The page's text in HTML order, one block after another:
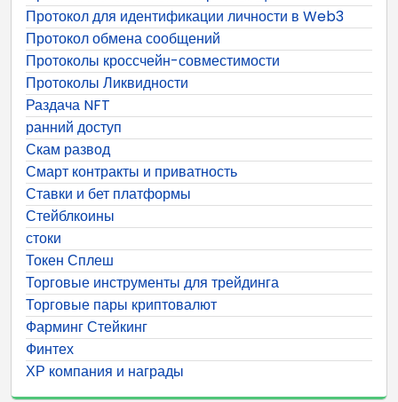
Протокол для идентификации личности в Web3
Протокол обмена сообщений
Протоколы кроссчейн-совместимости
Протоколы Ликвидности
Раздача NFT
ранний доступ
Скам развод
Смарт контракты и приватность
Ставки и бет платформы
Стейблкоины
стоки
Токен Сплеш
Торговые инструменты для трейдинга
Торговые пары криптовалют
Фарминг Стейкинг
Финтех
ХР компания и награды